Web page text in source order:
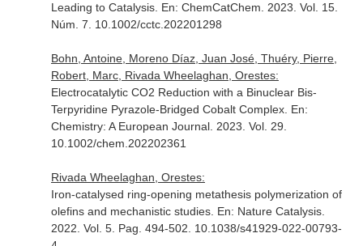
Leading to Catalysis. En: ChemCatChem . 2023. Vol. 15.
Núm. 7. 10.1002/cctc.202201298
Bohn, Antoine, Moreno Díaz, Juan José, Thuéry, Pierre,
Robert, Marc, Rivada Wheelaghan, Orestes:
Electrocatalytic CO2 Reduction with a Binuclear Bis-
Terpyridine Pyrazole-Bridged Cobalt Complex. En:
Chemistry: A European Journal. 2023. Vol. 29.
10.1002/chem.202202361
Rivada Wheelaghan, Orestes:
Iron-catalysed ring-opening metathesis polymerization of
olefins and mechanistic studies. En: Nature Catalysis.
2022. Vol. 5. Pag. 494-502. 10.1038/s41929-022-00793-